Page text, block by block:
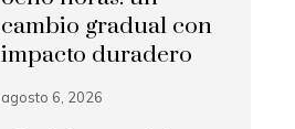
cambio gradual con
impacto duradero
agosto 6, 2026